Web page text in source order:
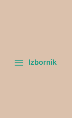
Izbornik